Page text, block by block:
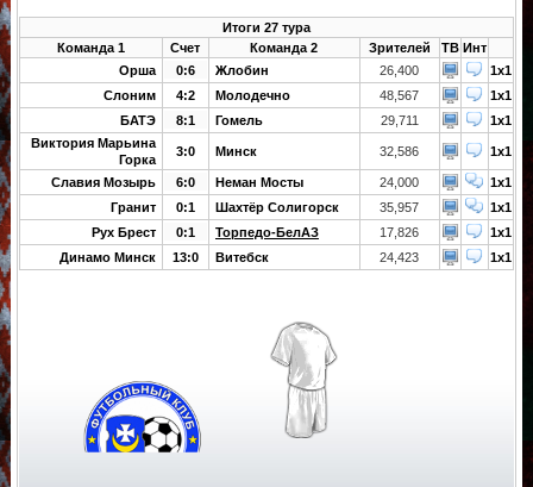
Итоги 27 тура
Команда 1
Счет Команда 2 Зрителей ТВ Инт
Орша
0:6 Жлобин 26,400
1x1
Слоним
4:2 Молодечно 48,567
1x1
БАТЭ
8:1 Гомель 29,711
1x1
Виктория Марьина
Горка
3:0 Минск 32,586 1x1
Славия Мозырь 6:0 Неман Мосты 24,000
1x1
Гранит
0:1 Шахтёр Солигорск 35,957
1x1
Рух Брест
0:1 Торпедо-БелАЗ 17,826
1x1
Динамо Минск
13:0 Витебск 24,423 1x1